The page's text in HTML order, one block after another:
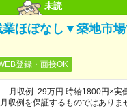
未読
業ほぼなし▼築地市
登録・面接OK
月収例 29万円 時給1800円×実
収例を保証するものではありま